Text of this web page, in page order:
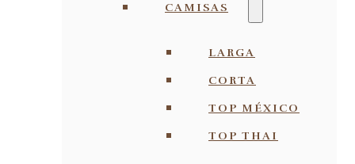
CAMISAS
LARGA
CORTA
TOP MÉXICO
TOP THAI